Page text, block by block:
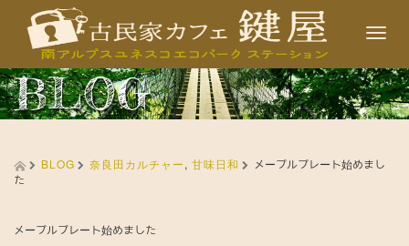
T
o
g
g
e
BLOG
BLOG 奈良田カルチャー, 甘味日和
メープルプレート始めまし
た
メープルプレート始めました